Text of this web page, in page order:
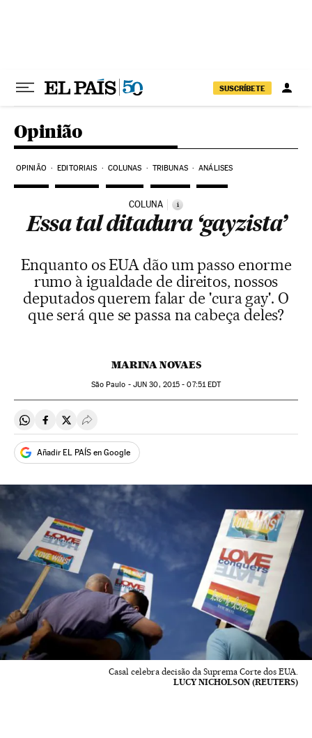
SUSCRÍBETE
Opinião
OPINIÃO EDITORIAIS COLUNAS TRIBUNAS ANÁLISES
COLUNA i
Essa tal ditadura ‘gayzista’
Enquanto os EUA dão um passo enorme
rumo à igualdade de direitos, nossos
deputados querem falar de 'cura gay'. O
que será que se passa na cabeça deles?
MARINA NOVAES
São Paulo - JUN 30, 2015 - 07:51EDT
Compartir en Whatsapp
Compartir en Facebook
Compartir en Twitter
Desplegar Redes Sociales
Añadir EL PAÍS en Google
Casal celebra decisão da Suprema Corte dos EUA.
LUCY NICHOLSON (REUTERS)